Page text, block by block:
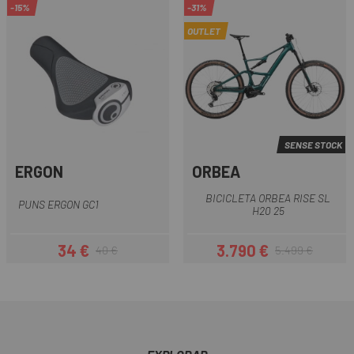
-15%
ERGON
PUNS ERGON GC1
Preu
34 €Preu regular
40 €
-31%
OUTLET
SENSE STOCK
ORBEA
BICICLETA ORBEA RISE SL
H20 25
Preu
3.790 €Preu regular
5.499 €